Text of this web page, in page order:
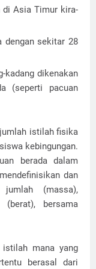
di Asia Timur kira-
dengan sekitar 28
kadang dikenakan
(seperti pacuan
istilah fisika
kebingungan.
berada dalam
dan
jumlah (massa),
(berat), bersama
istilah mana yang
berasal dari